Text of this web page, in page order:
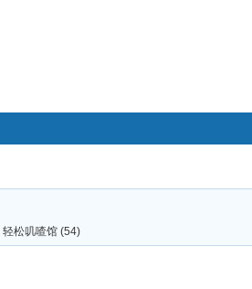
轻松叽喳馆 (54)